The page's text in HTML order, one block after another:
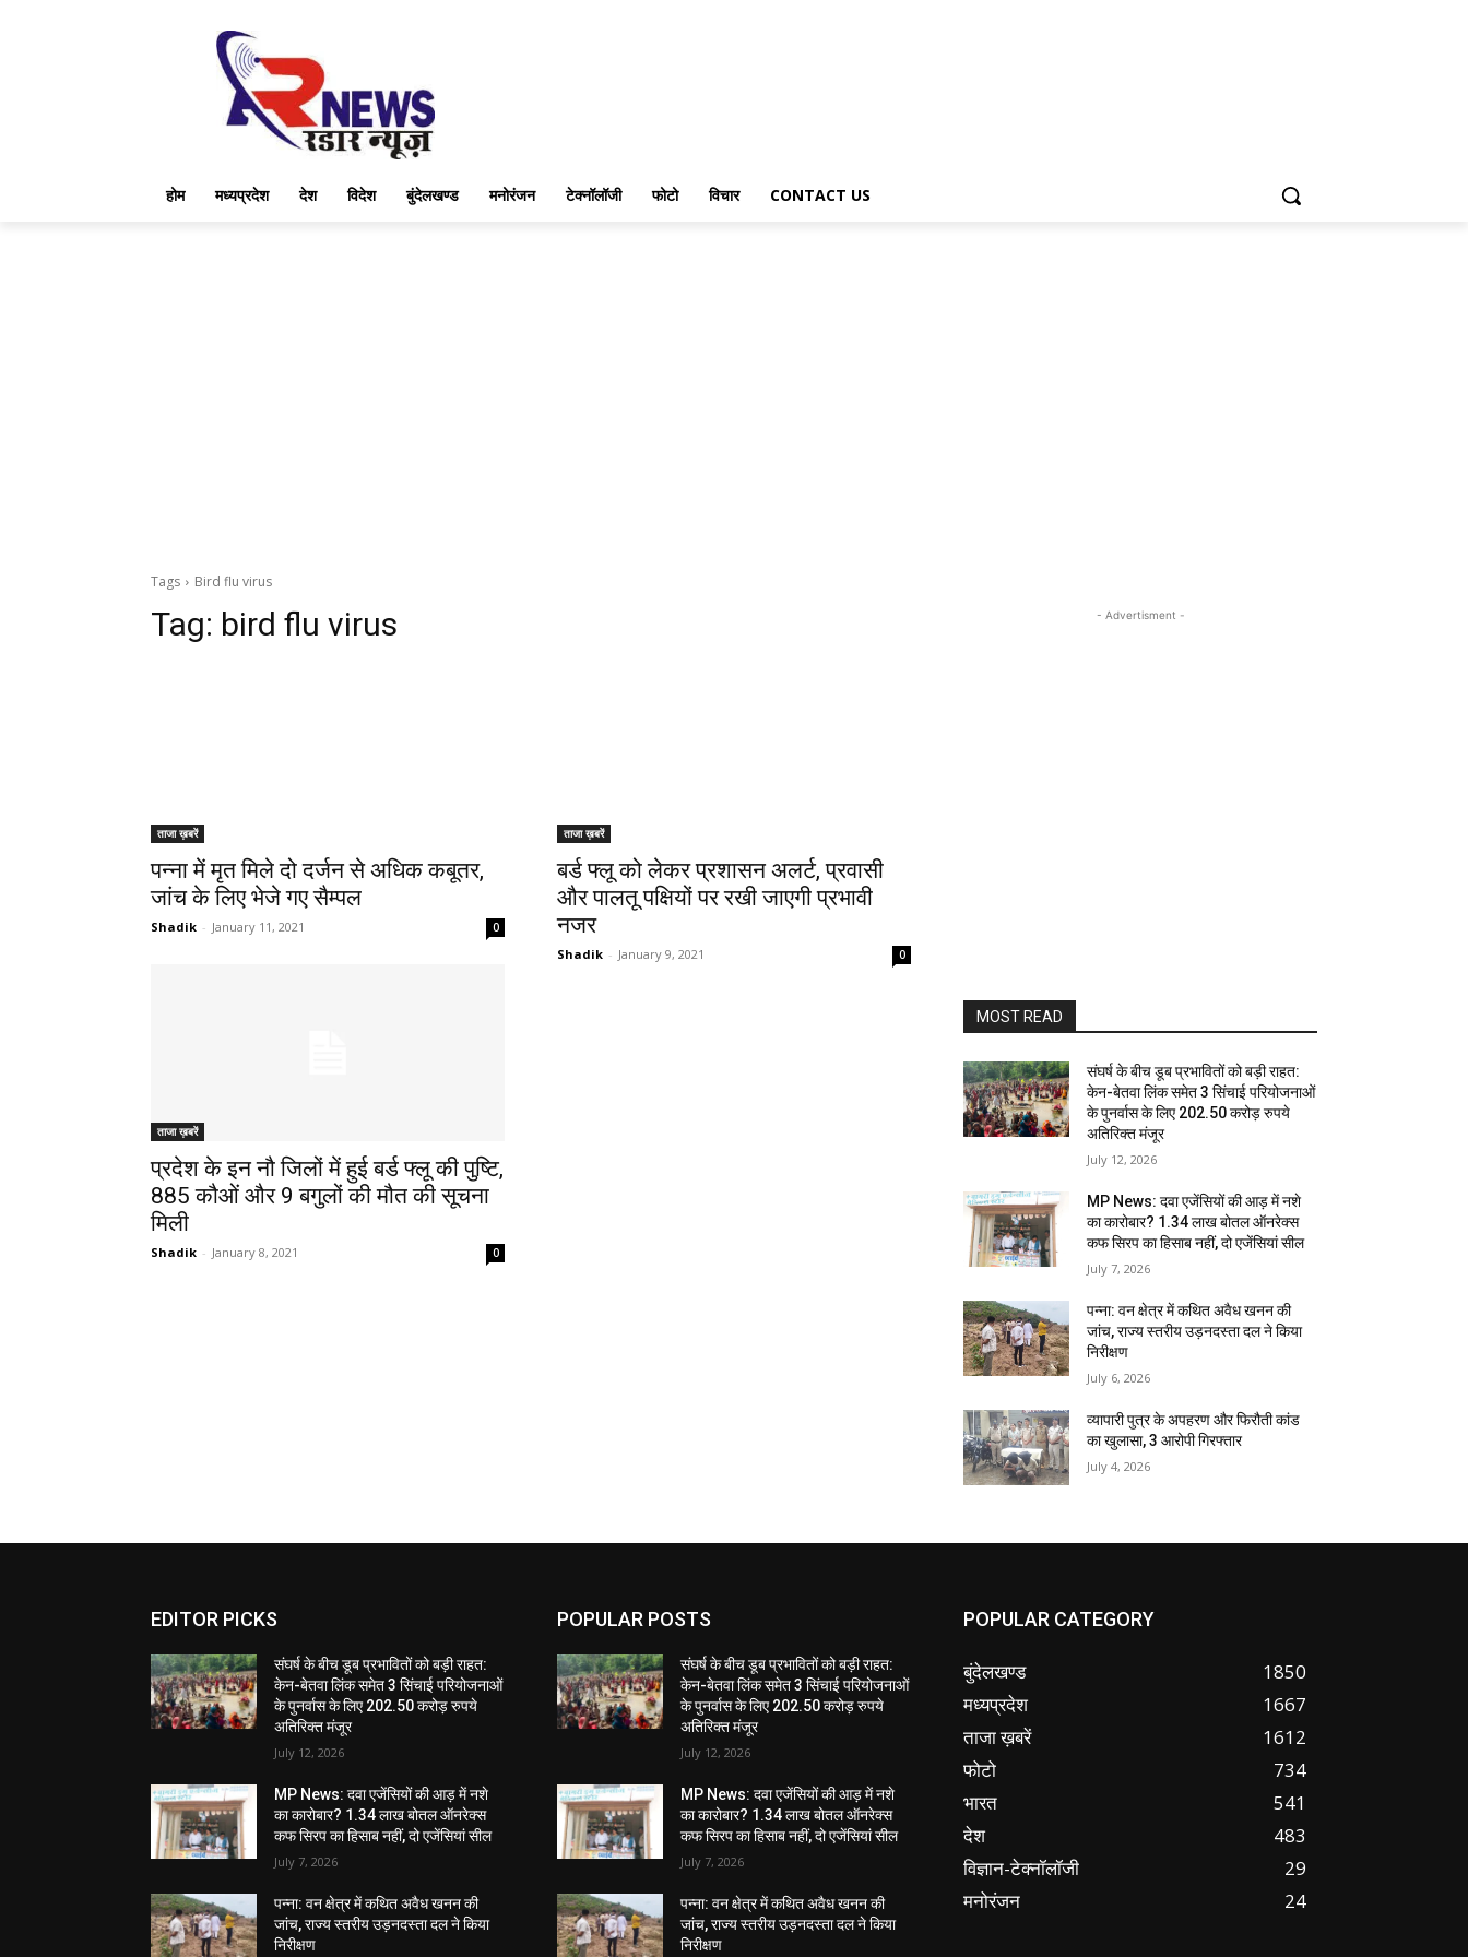
होम मध्यप्रदेश देश विदेश बुंदेलखण्ड मनोरंजन टेक्नॉलॉजी फोटो विचार CONTACT US
Tags Bird flu virus
Tag: bird flu virus
ताजा ख़बरें
पन्ना में मृत मिले दो दर्जन से अधिक कबूतर,
जांच के लिए भेजे गए सैम्पल
Shadik - January 11, 2021 0
ताजा ख़बरें
बर्ड फ्लू को लेकर प्रशासन अलर्ट, प्रवासी
और पालतू पक्षियों पर रखी जाएगी प्रभावी
नजर
Shadik - January 9, 2021 0
ताजा ख़बरें
प्रदेश के इन नौ जिलों में हुई बर्ड फ्लू की पुष्टि,
885 कौओं और 9 बगुलों की मौत की सूचना
मिली
Shadik - January 8, 2021 0
- Advertisment -
MOST READ
संघर्ष के बीच डूब प्रभावितों को बड़ी राहत:
केन-बेतवा लिंक समेत 3 सिंचाई परियोजनाओं
के पुनर्वास के लिए 202.50 करोड़ रुपये
अतिरिक्त मंजूर
July 12, 2026
MP News: दवा एजेंसियों की आड़ में नशे
का कारोबार? 1.34 लाख बोतल ऑनरेक्स
कफ सिरप का हिसाब नहीं, दो एजेंसियां सील
July 7, 2026
पन्ना: वन क्षेत्र में कथित अवैध खनन की
जांच, राज्य स्तरीय उड़नदस्ता दल ने किया
निरीक्षण
July 6, 2026
व्यापारी पुत्र के अपहरण और फिरौती कांड
का खुलासा, 3 आरोपी गिरफ्तार
July 4, 2026
EDITOR PICKS
संघर्ष के बीच डूब प्रभावितों को बड़ी राहत:
केन-बेतवा लिंक समेत 3 सिंचाई परियोजनाओं
के पुनर्वास के लिए 202.50 करोड़ रुपये
अतिरिक्त मंजूर
July 12, 2026
MP News: दवा एजेंसियों की आड़ में नशे
का कारोबार? 1.34 लाख बोतल ऑनरेक्स
कफ सिरप का हिसाब नहीं, दो एजेंसियां सील
July 7, 2026
पन्ना: वन क्षेत्र में कथित अवैध खनन की
जांच, राज्य स्तरीय उड़नदस्ता दल ने किया
निरीक्षण
POPULAR POSTS
संघर्ष के बीच डूब प्रभावितों को बड़ी राहत:
केन-बेतवा लिंक समेत 3 सिंचाई परियोजनाओं
के पुनर्वास के लिए 202.50 करोड़ रुपये
अतिरिक्त मंजूर
July 12, 2026
MP News: दवा एजेंसियों की आड़ में नशे
का कारोबार? 1.34 लाख बोतल ऑनरेक्स
कफ सिरप का हिसाब नहीं, दो एजेंसियां सील
July 7, 2026
पन्ना: वन क्षेत्र में कथित अवैध खनन की
जांच, राज्य स्तरीय उड़नदस्ता दल ने किया
निरीक्षण
POPULAR CATEGORY
बुंदेलखण्ड
1850
मध्यप्रदेश
1667
ताजा ख़बरें
1612
फोटो
734
भारत
541
देश
483
विज्ञान-टेक्नॉलॉजी
29
मनोरंजन
24